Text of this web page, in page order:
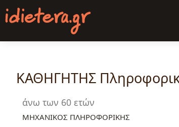
Παράκαμψη
προς
κυρίως
ΚΑΘΗΓΗΤΗΣ
άνω των 60 ετών
ΜΗΧΑΝΙΚΟΣ ΠΛΗΡΟΦΟΡΙΚΗΣ